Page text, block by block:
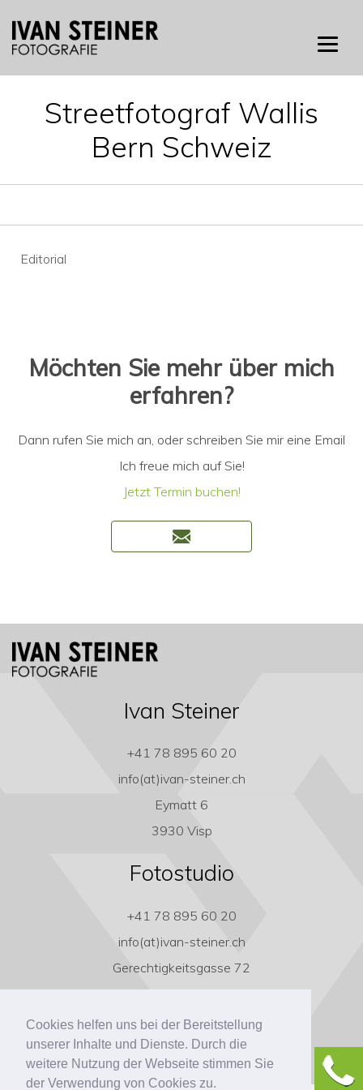
Cookies helfen uns bei der Bereitstellung
unserer Inhalte und Dienste. Durch die
weitere Nutzung der Webseite stimmen Sie
der Verwendung von Cookies zu.
Streetfotograf Wallis
Bern Schweiz
Beitragsnavigation
Editorial
Möchten Sie mehr über mich
erfahren?
Dann rufen Sie mich an, oder schreiben Sie mir eine Email
Ich freue mich auf Sie!
Jetzt Termin buchen!
Ivan Steiner
+41 78 895 60 20
info(at)ivan-steiner.ch
Eymatt 6
3930 Visp
Fotostudio
+41 78 895 60 20
info(at)ivan-steiner.ch
Gerechtigkeitsgasse 72
3011 Bern